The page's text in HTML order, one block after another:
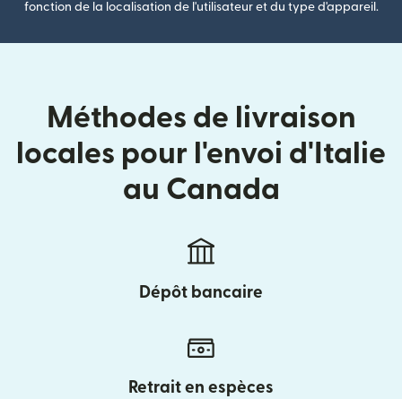
fonction de la localisation de l'utilisateur et du type d'appareil.
Méthodes de livraison
locales pour l'envoi d'Italie
au Canada
Dépôt bancaire
Retrait en espèces